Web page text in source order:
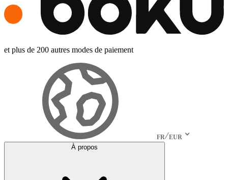
et plus de 200 autres modes de paiement
FR EUR
À propos